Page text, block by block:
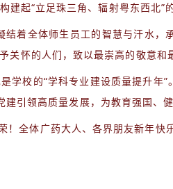
起“立足珠三角、辐射粤东西北”
着全体师生员工的智慧与汗水
怀的人们，致以最崇高的敬意和
学校的“学科专业建设质量提升年
引领高质量发展，为教育强国、
全体广药大人、各界朋友新年快